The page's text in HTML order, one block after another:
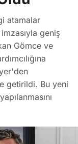
atamalar
geniş
Gömce ve
getirildi. Bu yeni